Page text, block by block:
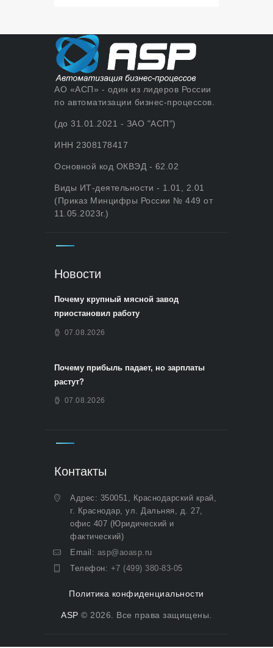
АО «АСП» - один из лидеров России
по автоматизации бизнес-процессов.
(до 31.01.2021 - ЗАО "АСП")
ИНН 2308178417
Основной код ОКВЭД - 62.02
Виды ИТ-деятельности - 1.01, 2.01
(Приказ Минцифры России № 449 от
11.05.2023г.)
Новости
Почему крупный мясной завод
приостановил работу
07.08.2026
Почему прибыль падает, но зарплаты
растут?
07.08.2026
Контакты
Адрес: 350051, Краснодарский край,
г. Краснодар, ул. Дальняя, д. 27,
офис 407 (Юридический и
фактический)
Email: asp@aoasp.ru
Телефон: +7 (499) 380-83-05
Политика конфиденциальности
ASP © 2026. Все права защищены.